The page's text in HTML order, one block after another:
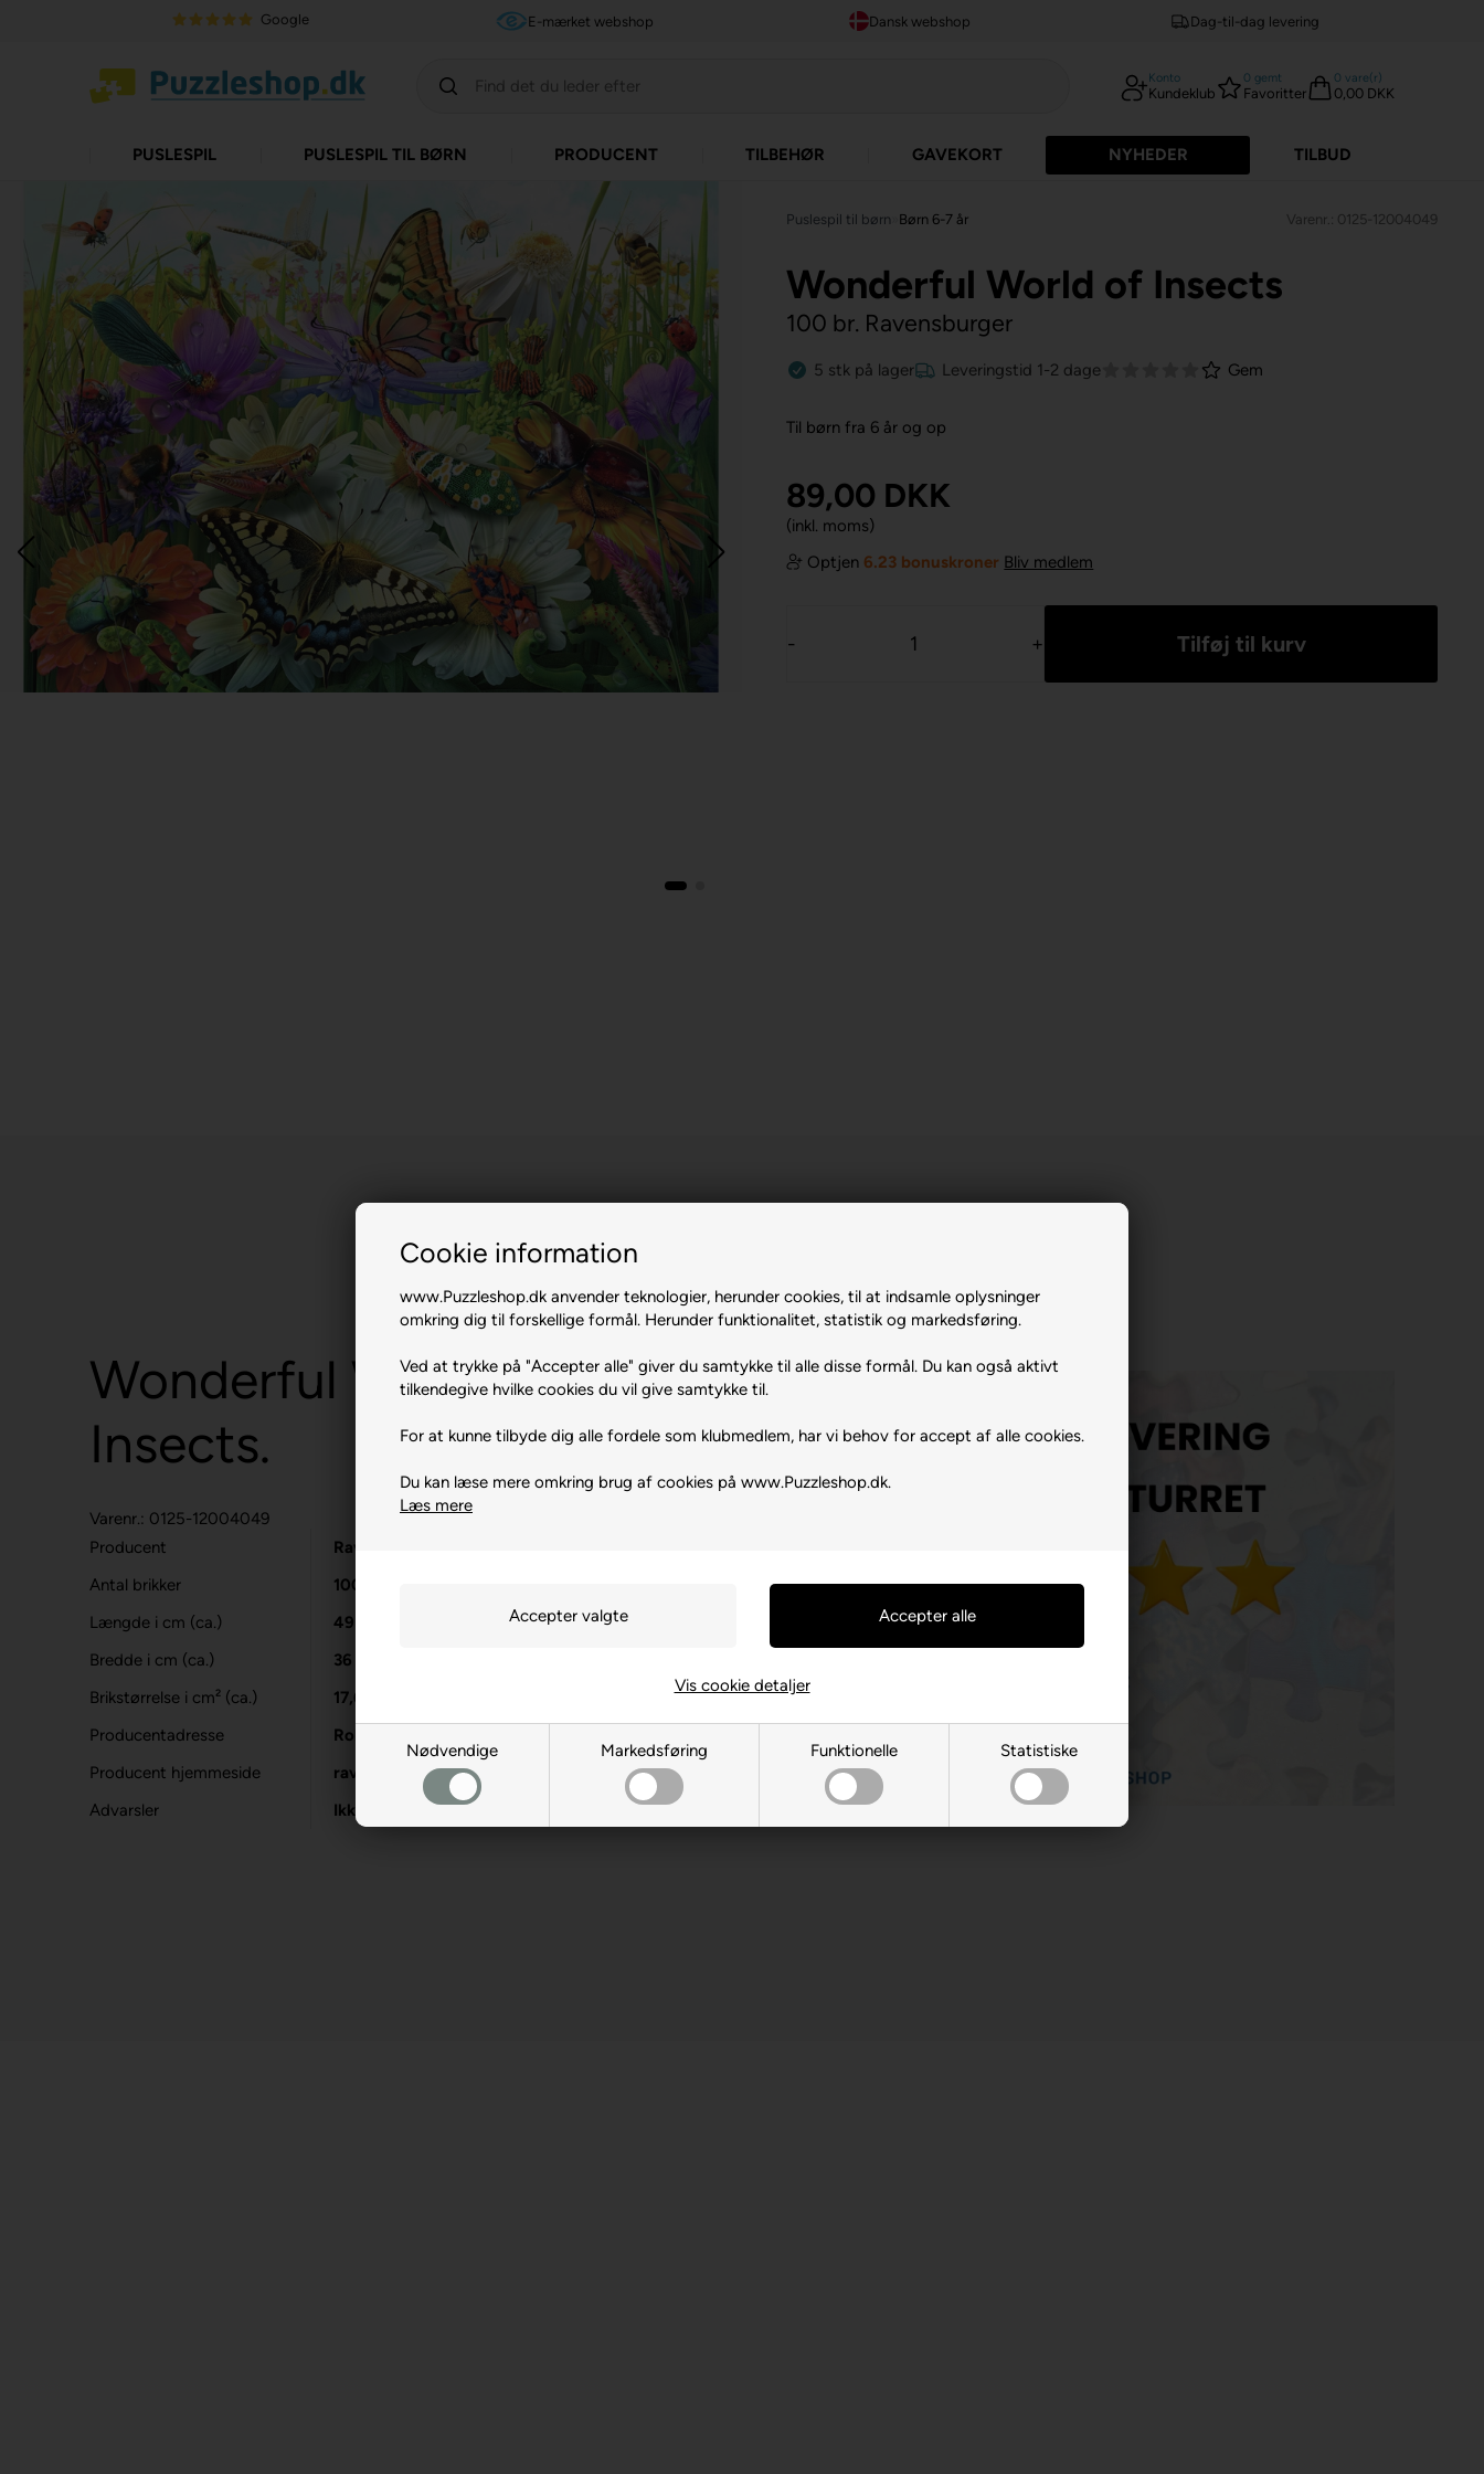
Cookie information
www.Puzzleshop.dk anvender teknologier, herunder cookies, til at indsamle oplysninger
omkring dig til forskellige formål. Herunder funktionalitet, statistik og markedsføring.
Ved at trykke på "Accepter alle" giver du samtykke til alle disse formål. Du kan også aktivt
tilkendegive hvilke cookies du vil give samtykke til.
For at kunne tilbyde dig alle fordele som klubmedlem, har vi behov for accept af alle cookies.
Du kan læse mere omkring brug af cookies på www.Puzzleshop.dk.
Læs mere
Nødvendige Markedsføring Funktionelle Statistiske
Vis cookie detaljer
Google E-mærket webshop Dansk webshop Dag-til-dag levering
Konto
Kundeklub
0 gemt
Favoritter
0 vare(r)
0,00 DKK
PUSLESPIL PUSLESPIL TIL BØRN PRODUCENT TILBEHØR GAVEKORT NYHEDER TILBUD
Puslespil til børn Børn 6-7 år Varenr.: 0125-12004049
Wonderful World of Insects
100 br. Ravensburger
5 stk på lager Leveringstid 1-2 dage Gem
Til børn fra 6 år og op
89,00 DKK
(inkl. moms)
Optjen 6.23 bonuskroner Bliv medlem
- +
Wonderful World of
Insects.
Varenr.: 0125-12004049
Producent
Ravensburger
Antal brikker
100 XXL
Længde i cm (ca.)
49
Bredde i cm (ca.)
36
Brikstørrelse i cm² (ca.)
17,6
Producentadresse
Robert-Bosch-Str. 1, DE-88214 Ravensburg
Producent hjemmeside
ravensburger.org
Advarsler
Ikke til børn under 3 år. Indeholder små dele.